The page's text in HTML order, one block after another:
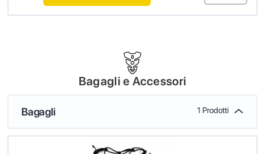
Bagagli e Accessori
Bagagli 1 Prodotti